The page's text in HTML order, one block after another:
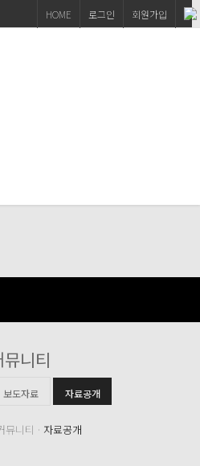
회원가입
로그인
HOME
뮤니티
보도자료 자료공개
뮤니티 · 자료공개